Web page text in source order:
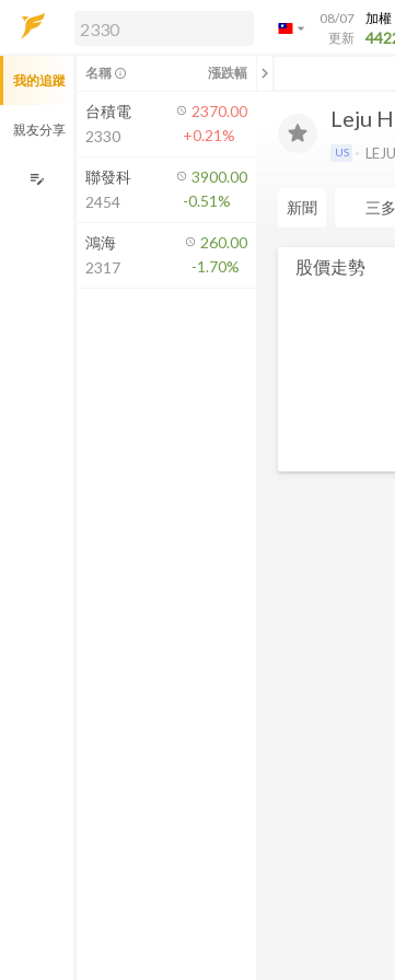
arrow_drop_down
08/07
更新
加權
解鎖即時行情及進階功能
方案」，即可解鎖以下功能：
即時行情
即時市況與排行
成交金額熱力圖
前往方案訂閱
如何綁定合作券商
Leju
US LEJU
新聞 三
股價走勢
我的追蹤
親友分享
edit_note
名稱 info_outline 漲跌幅 chevron_left
台積電
2330
2370.00
+0.21%
聯發科
2454
3900.00
-0.51%
鴻海
2317
260.00
-1.70%